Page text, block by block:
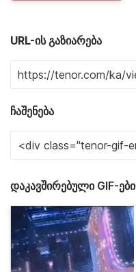
URL-ის გაზიარება
ჩაშენება
დაკავშირებული GIF-ები